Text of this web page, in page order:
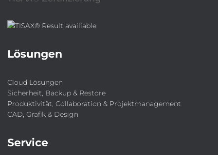
Lösungen
Cloud Lösungen
Sicherheit, Backup & Restore
Produktivität, Collaboration & Projektmanagement
CAD, Grafik & Design
Service